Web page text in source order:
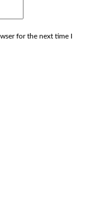
for the next time I